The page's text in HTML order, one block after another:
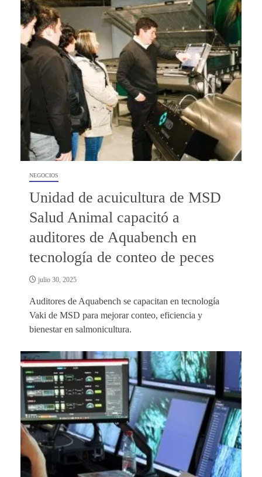
NEGOCIOS
Unidad de acuicultura de MSD
Salud Animal capacitó a
auditores de Aquabench en
tecnología de conteo de peces
julio 30, 2025
Auditores de Aquabench se capacitan en tecnología
Vaki de MSD para mejorar conteo, eficiencia y
bienestar en salmonicultura.